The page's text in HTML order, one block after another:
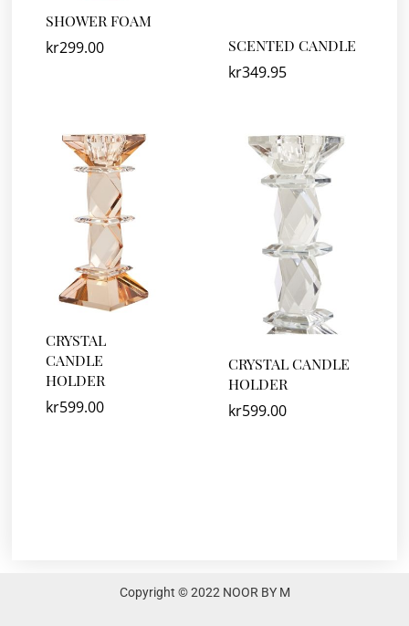
SHOWER FOAM
kr299.00 SCENTED CANDLE
kr349.95
CRYSTAL
CANDLE
HOLDER
kr599.00
CRYSTAL CANDLE
HOLDER
kr599.00
Copyright © 2022 NOOR BY M